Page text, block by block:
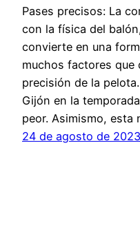
Pases precisos: La
con la física del
convierte en una
muchos factores que
precisión de la
Gijón en la
peor. Asimismo, esta
24 de agosto de 2023